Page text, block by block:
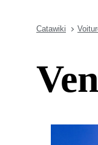
Catawiki